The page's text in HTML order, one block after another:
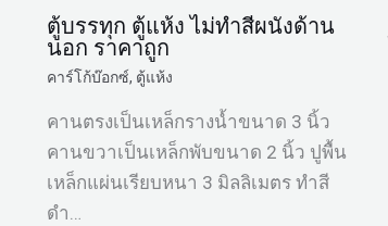
ตู้บรรทุก ตู้แห้ง ไม่ทำสีผนังด้าน
นอก ราคาถูก
คาร์โก้บ๊อกซ์, ตู้แห้ง
คานตรงเป็นเหล็กรางน้ำขนาด 3 นิ้ว
คานขวาเป็นเหล็กพับขนาด 2 นิ้ว ปูพื้น
เหล็กแผ่นเรียบหนา 3 มิลลิเมตร ทำสี
ดำ…